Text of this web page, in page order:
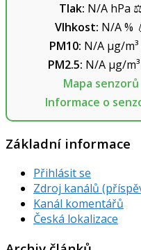
Tlak: N/AhPa
Vlhkost: N/A%
PM10: N/A µg/m³
PM2.5: N/A µg/m³
Mapa senzorů
Informace o
Základní informace
Přihlásit se
Zdroj kanálů
Kanál komentářů
Česká lokalizace